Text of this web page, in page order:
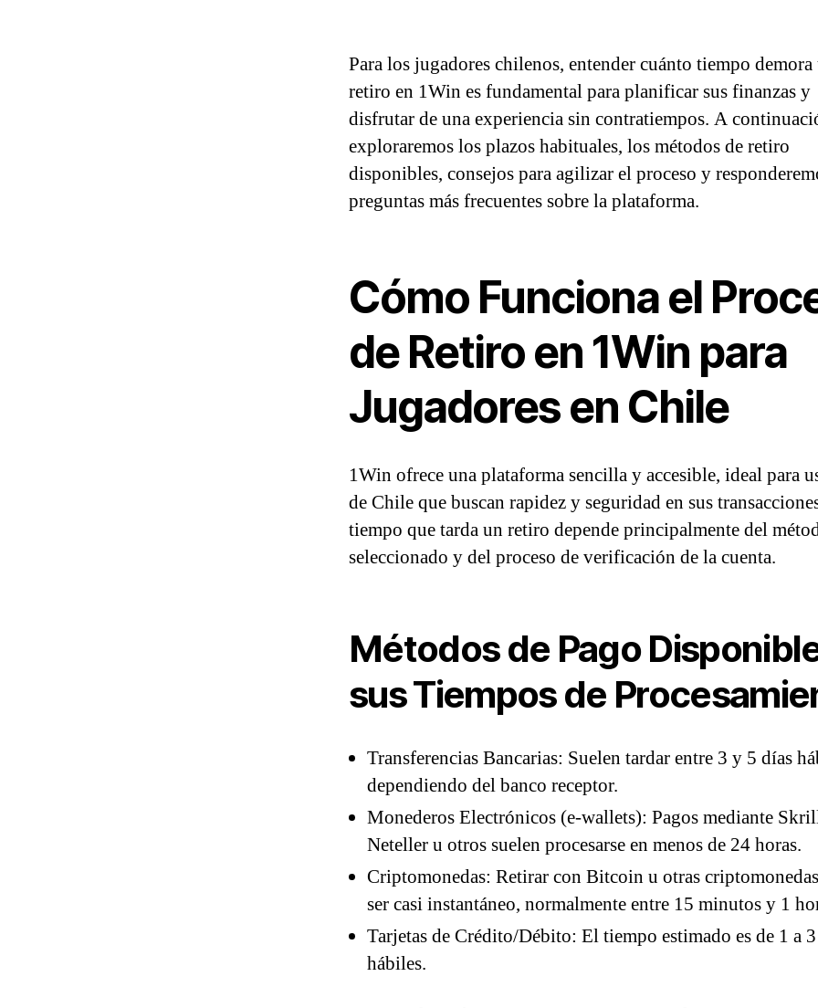
Para los jugadores chilenos, entender cuánto tiempo demora
retiro en 1Win es fundamental para planificar sus finanzas y
disfrutar de una experiencia sin contratiempos. A
exploraremos los plazos habituales, los métodos de retiro
disponibles, consejos para agilizar el proceso y
preguntas más frecuentes sobre la plataforma.
Cómo Funciona el
de Retiro en 1Win para
Jugadores en Chile
1Win ofrece una plataforma sencilla y accesible, ideal para
de Chile que buscan rapidez y seguridad en sus
tiempo que tarda un retiro depende principalmente del
seleccionado y del proceso de verificación de la cuenta.
Métodos de Pago
sus Tiempos de
Transferencias Bancarias: Suelen tardar entre 3 y 5 días
dependiendo del banco receptor.
Monederos Electrónicos (e-wallets): Pagos mediante
Neteller u otros suelen procesarse en menos de 24 horas.
Criptomonedas: Retirar con Bitcoin u otras
ser casi instantáneo, normalmente entre 15 minutos y 1
Tarjetas de Crédito/Débito: El tiempo estimado es de 1 a
hábiles.